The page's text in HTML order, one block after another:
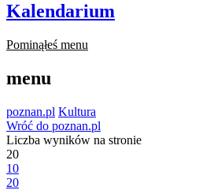
Kalendarium
Pominąłeś menu
menu
poznan.pl Kultura
Wróć do poznan.pl
Liczba wyników na stronie
20
10
20